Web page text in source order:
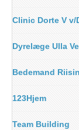
Clinic Dorte V v/
Dyrelæge Ulla
Bedemand
123Hjem
Team Building